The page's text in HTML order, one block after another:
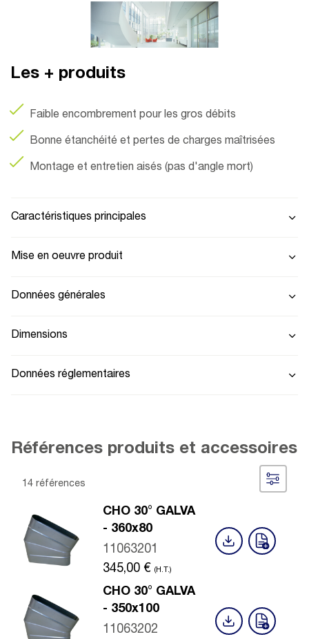
Les + produits
Faible encombrement pour les gros débits
Bonne étanchéité et pertes de charges maîtrisées
Montage et entretien aisés (pas d'angle mort)
Caractéristiques principales
Mise en oeuvre produit
Données générales
Dimensions
Données réglementaires
Références produits et accessoires
14 références
CHO 30° GALVA
- 360x80
11063201
345,00 € (H.T.)
CHO 30° GALVA
- 350x100
11063202